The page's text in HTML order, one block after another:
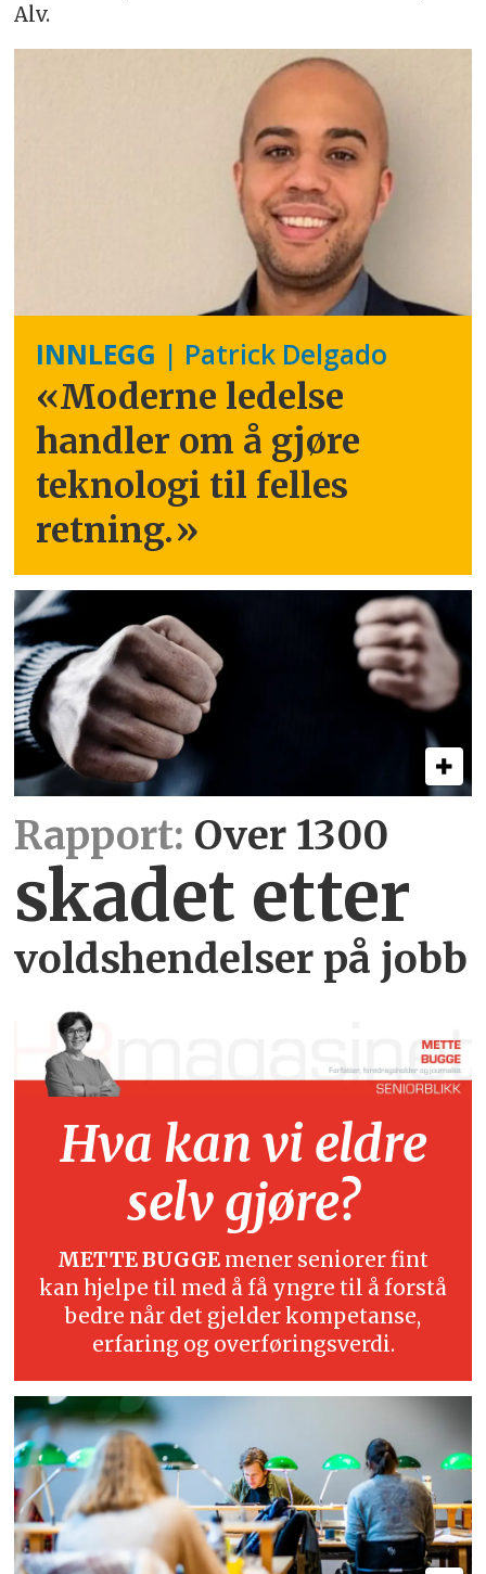
Alv.
INNLEGG | Patrick Delgado
«Moderne ledelse
handler om å gjøre
teknologi til felles
retning.»
Rapport: Over 1300
skadet etter
voldshendelser på jobb
Hva kan vi eldre
selv gjøre?
METTE BUGGE mener seniorer fint
kan hjelpe til med å få yngre til å forstå
bedre når det gjelder kompetanse,
erfaring og overføringsverdi.